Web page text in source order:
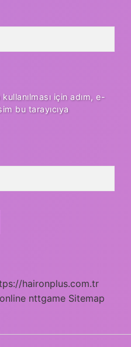
için adım, e-
bu tarayıcıya
haironplus.com.tr
nttgame Sitemap